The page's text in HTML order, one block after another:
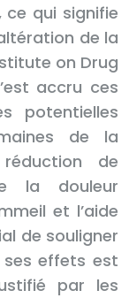
ce qui signifie
de la
on Drug
accru ces
potentielles
de la
de
la douleur
et l’aide
de souligner
ses effets est
par les